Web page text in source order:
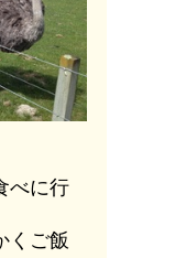
べに行
くご飯